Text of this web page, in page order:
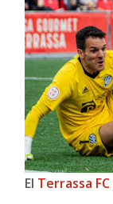
El Terrassa FC